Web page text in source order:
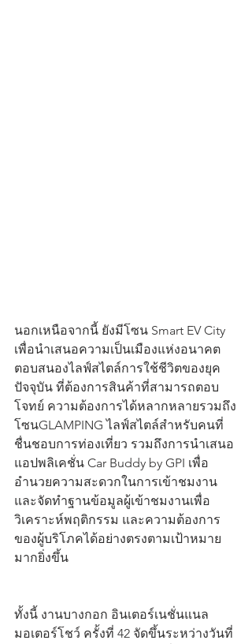
นอกเหนือจากนี้ ยังมีโซน Smart EV City
เพื่อนำเสนอความเป็นเมืองแห่งอนาคต
ตอบสนองไลฟ์สไตล์การใช้ชีวิตของยุค
ปัจจุบัน ที่ต้องการสินค้าที่สามารถตอบ
โจทย์ ความต้องการได้หลากหลายรวมถึง
โซนGLAMPING ไลฟ์สไตล์สำหรับคนที่
ชื่นชอบการท่องเที่ยว รวมถึงการนำเสนอ
แอปพลิเคชั่น Car Buddy by GPI เพื่อ
อำนวยความสะดวกในการเข้าชมงาน
และจัดทำฐานข้อมูลผู้เข้าชมงานเพื่อ
วิเคราะห์พฤติกรรม และความต้องการ
ของผู้บริโภคได้อย่างตรงตามเป้าหมาย
มากยิ่งขึ้น
ทั้งนี้ งานบางกอก อินเตอร์เนชั่นแนล
มอเตอร์โชว์ ครั้งที่ 42 จัดขึ้นระหว่างวันที่